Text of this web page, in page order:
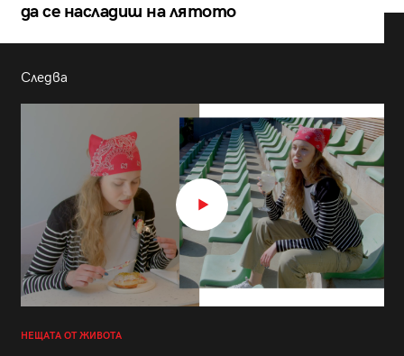
да се насладиш на лятото
Следва
НЕЩАТА ОТ ЖИВОТА